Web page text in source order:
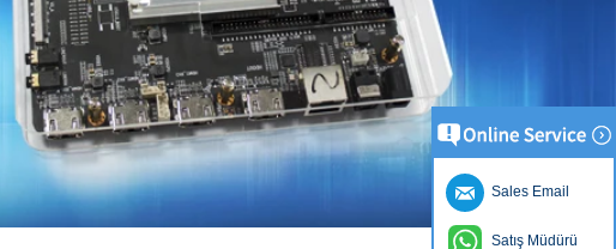
Sales Email
Satış Müdürü